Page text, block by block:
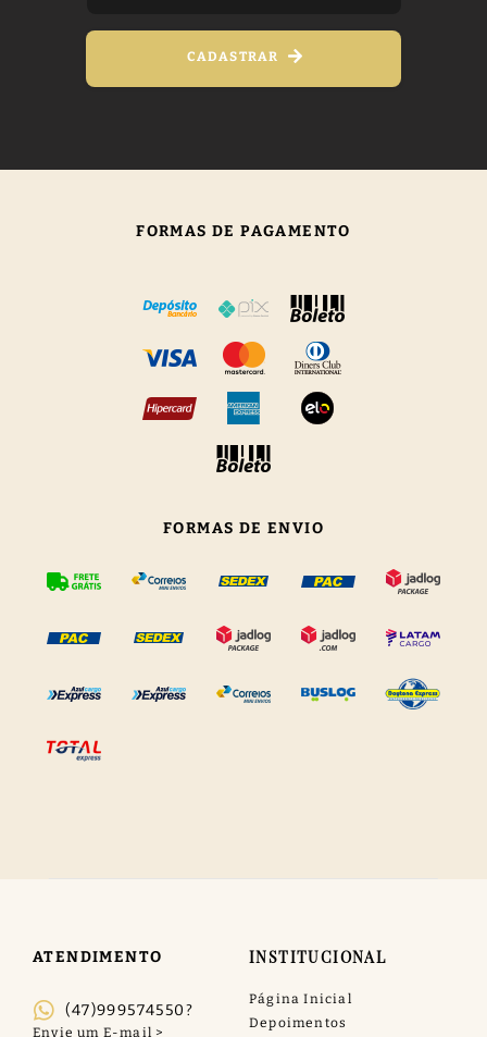
CADASTRAR
FORMAS DE PAGAMENTO
FORMAS DE ENVIO
ATENDIMENTO
(47)999574550?
INSTITUCIONAL
Página Inicial
Depoimentos